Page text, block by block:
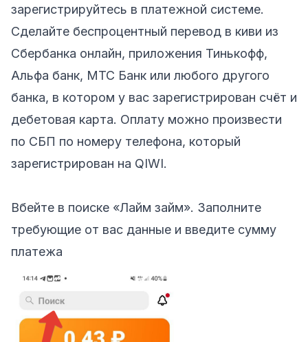
зарегистрируйтесь в платежной системе.
Сделайте беcпроцентный перевод в киви из
Сбербанка онлайн, приложения Тинькофф,
Альфа банк, МТС Банк или любого другого
банка, в котором у вас зарегистрирован счёт и
дебетовая карта. Оплату можно произвести
по СБП по номеру телефона, который
зарегистрирован на QIWI.
Вбейте в поиске «Лайм займ». Заполните
требующие от вас данные и введите сумму
платежа